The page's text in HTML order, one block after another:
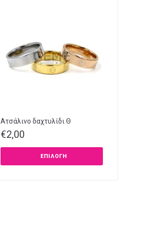
Ατσάλινο δαχτυλίδι Θ
€2,00
ΕΠΙΛΟΓΉ